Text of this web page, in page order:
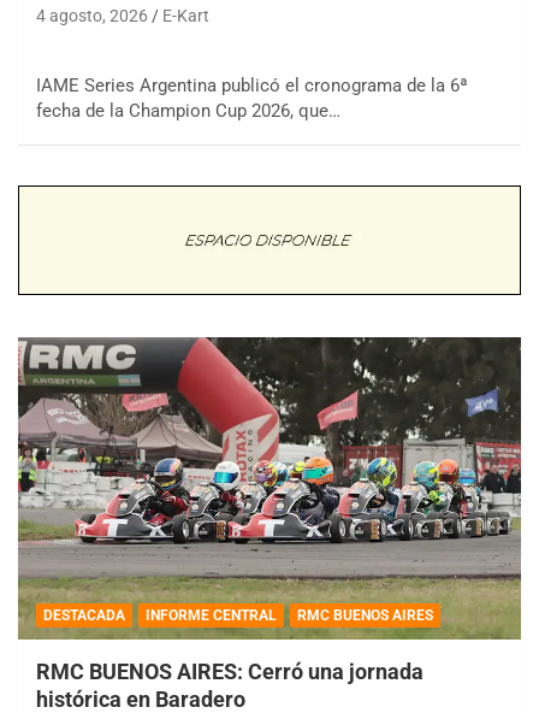
4 agosto, 2026 E-Kart
IAME Series Argentina publicó el cronograma de la 6ª
fecha de la Champion Cup 2026, que…
DESTACADA INFORME CENTRAL RMC BUENOS AIRES
RMC BUENOS AIRES: Cerró una jornada
histórica en Baradero